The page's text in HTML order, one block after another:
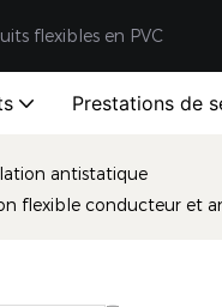
flexibles en PVC
Prestations de
antistatique
flexible conducteur et